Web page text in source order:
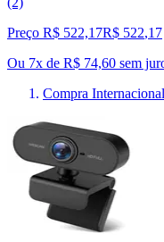
Preço R$ 522,17R$ 522,17
Ou 7x de R$ 74,60 sem
Compra Internacional